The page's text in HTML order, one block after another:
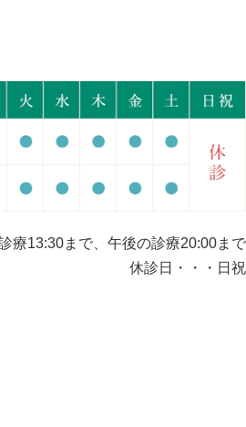
療13:30まで、午後の診療20:00まで
休診日・・・日祝